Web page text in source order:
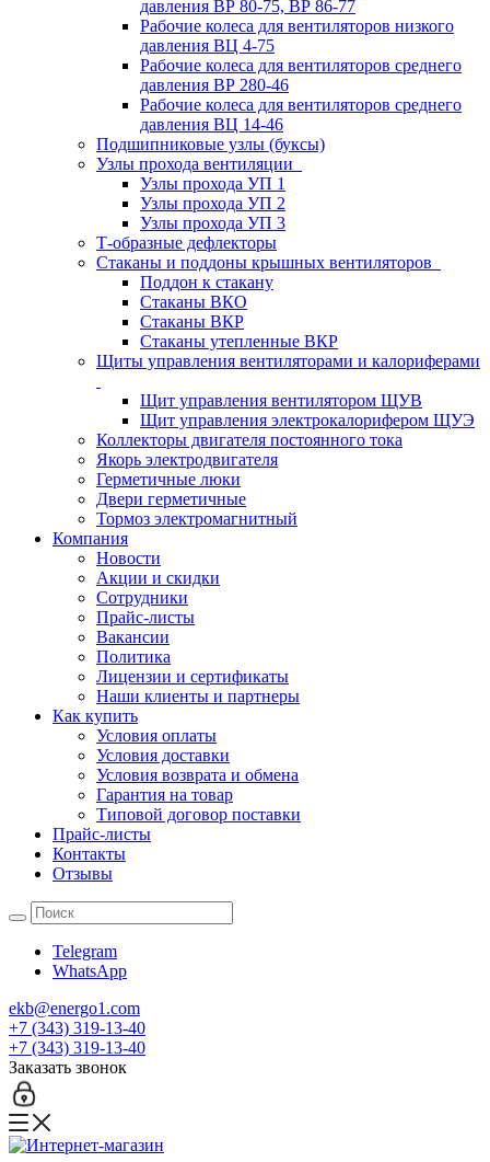
давления ВР 80-75, ВР 86-77
Рабочие колеса для вентиляторов низкого
давления ВЦ 4-75
Рабочие колеса для вентиляторов среднего
давления ВР 280-46
Рабочие колеса для вентиляторов среднего
давления ВЦ 14-46
Подшипниковые узлы (буксы)
Узлы прохода вентиляции
Узлы прохода УП 1
Узлы прохода УП 2
Узлы прохода УП 3
Т-образные дефлекторы
Стаканы и поддоны крышных вентиляторов
Поддон к стакану
Стаканы ВКО
Стаканы ВКР
Стаканы утепленные ВКР
Щиты управления вентиляторами и калориферами
Щит управления вентилятором ЩУВ
Щит управления электрокалорифером ЩУЭ
Коллекторы двигателя постоянного тока
Якорь электродвигателя
Герметичные люки
Двери герметичные
Тормоз электромагнитный
Компания
Новости
Акции и скидки
Сотрудники
Прайс-листы
Вакансии
Политика
Лицензии и сертификаты
Наши клиенты и партнеры
Как купить
Условия оплаты
Условия доставки
Условия возврата и обмена
Гарантия на товар
Типовой договор поставки
Прайс-листы
Контакты
Отзывы
Telegram
WhatsApp
ekb@energo1.com
+7 (343) 319-13-40
+7 (343) 319-13-40
Заказать звонок